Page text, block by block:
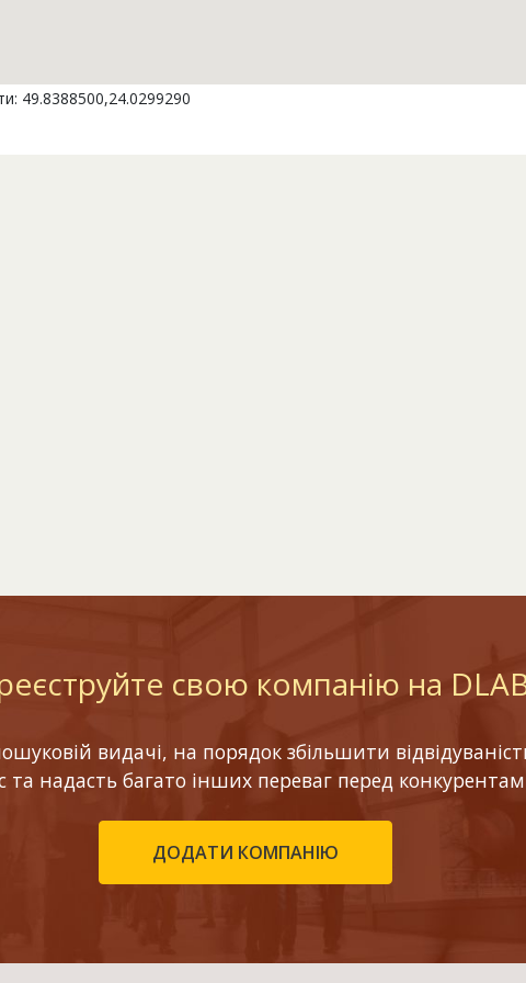
49.8388500,24.0299290
свою компанію на
видачі, на порядок збільшити
та надасть багато інших переваг перед
ДОДАТИ КОМПАНІЮ